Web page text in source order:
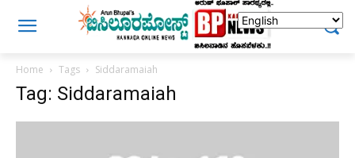
Home Tags Siddaramaiah
Tag: Siddaramaiah